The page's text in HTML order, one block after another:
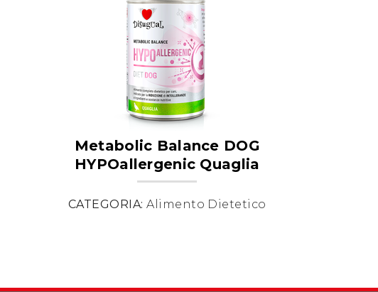
Metabolic Balance DOG
HYPOallergenic Quaglia
CATEGORIA:Alimento Dietetico